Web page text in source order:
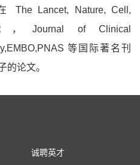
Lancet, Nature, Cell,
，Journal of Clinical
等国际著名刊
的论文。
诚聘英才